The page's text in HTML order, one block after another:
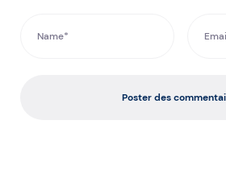
Poster des